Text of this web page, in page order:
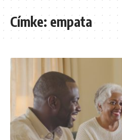
Címke:empata